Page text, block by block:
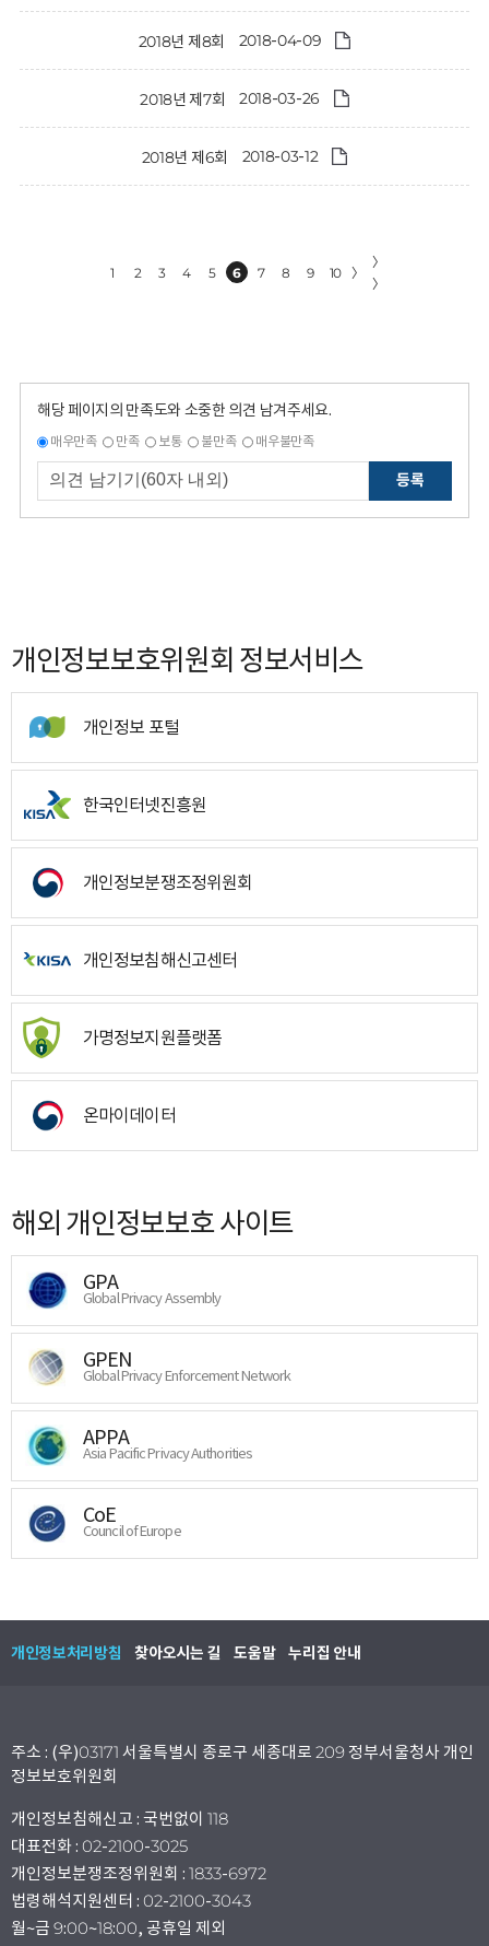
2018년 제8회 2018-04-09
2018년 제7회 2018-03-26
2018년 제6회 2018-03-12
1 2 3 4 5 6 7 8 9 10 〉
〉
〉
해당 페이지의 만족도와 소중한 의견 남겨주세요.
매우만족 만족 보통 불만족 매우불만족
등록
개인정보보호위원회 정보서비스
개인정보 포털
한국인터넷진흥원
개인정보분쟁조정위원회
개인정보침해신고센터
가명정보지원플랫폼
온마이데이터
해외 개인정보보호 사이트
GPA
Global Privacy Assembly
GPEN
Global Privacy Enforcement Network
APPA
Asia Pacific Privacy Authorities
CoE
Council of Europe
개인정보처리방침 찾아오시는 길 도움말 누리집 안내
주소 : (우)03171 서울특별시 종로구 세종대로 209 정부서울청사 개인
정보보호위원회
개인정보침해신고 : 국번없이 118
대표전화 : 02-2100-3025
개인정보분쟁조정위원회 : 1833-6972
법령해석지원센터 : 02-2100-3043
월~금 9:00~18:00, 공휴일 제외